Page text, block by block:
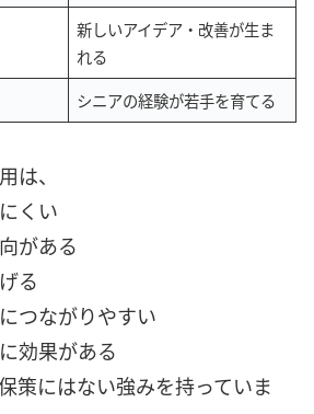
新しいアイデア・改善が生ま
れる
シニアの経験が若手を育てる
は、
くい
がある
る
つながりやすい
効果がある
策にはない強みを持っていま